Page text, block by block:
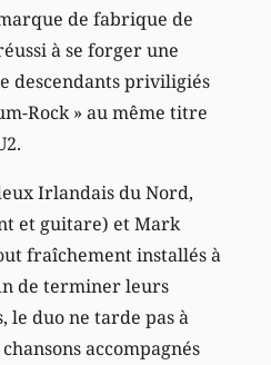
de fabrique de
à se forger une
descendants priviligiés
Rock » au même titre
Irlandais du Nord,
et guitare) et Mark
fraîchement installés à
de terminer leurs
le duo ne tarde pas à
accompagnés